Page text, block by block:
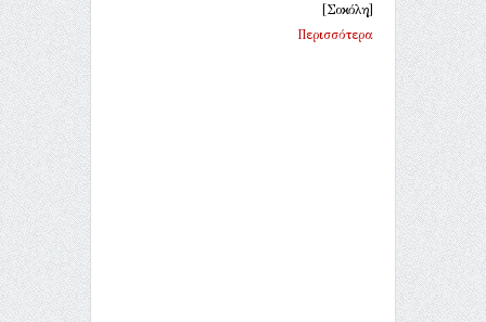
[Σοκόλη]
Περισσότερα